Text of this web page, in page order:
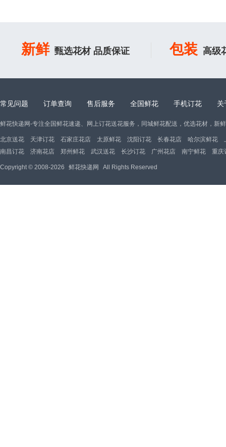
新鲜 甄选花材 品质保证 包装 高级
常见问题 订单查询 售后服务 全国鲜花 手机订花 关
鲜花快递网-专注全国鲜花速递、网上订花送花服务，同城鲜花配送，优选花材，新
北京送花 天津订花 石家庄花店 太原鲜花 沈阳订花 长春花店 哈尔滨鲜花
南昌订花
济南花店 郑州鲜花 武汉送花 长沙订花 广州花店 南宁鲜花 重庆
Copyright © 2008-2026 鲜花快递网 All Rights Reserved